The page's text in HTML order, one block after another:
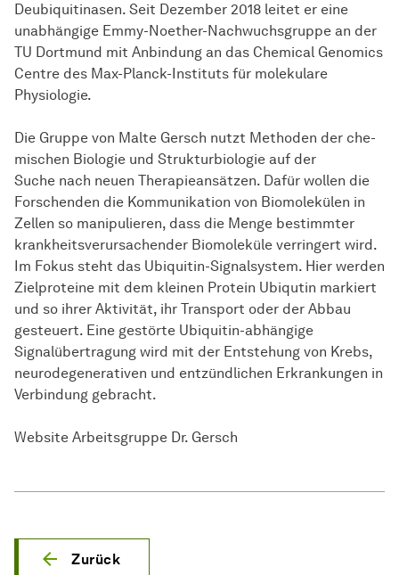
Deubiquitinasen. Seit Dezember 2018 leitet er eine
unabhängige Emmy-Noether-Nachwuchsgruppe an der
TU Dortmund mit Anbindung an das Chemical Genomics
Centre des Max-Planck-Instituts für molekulare
Physiologie.
Die Gruppe von Malte Gersch nutzt Methoden der che­
mi­schen Biologie und Strukturbiologie auf der
Suche nach neuen Therapieansätzen. Dafür wollen die
Forschenden die Kommunikation von Biomolekülen in
Zellen so manipulieren, dass die Menge bestimmter
krankheitsverursachender Biomoleküle verringert wird.
Im Fokus steht das Ubiquitin-Signalsystem. Hier werden
Zielproteine mit dem kleinen Protein Ubiqutin markiert
und so ihrer Aktivität, ihr Transport oder der Abbau
gesteuert. Eine gestörte Ubiquitin-abhängige
Signalübertragung wird mit der Entstehung von Krebs,
neurodegenerativen und entzündlichen Erkrankungen in
Verbindung gebracht.
Website Arbeitsgruppe Dr. Gersch
Zurück